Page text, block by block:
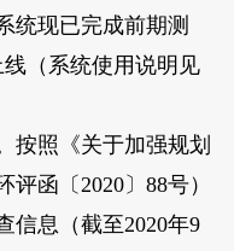
统现已完成前期测
（系统使用说明见
照《关于加强规划
函〔2020〕88号）
信息（截至2020年9